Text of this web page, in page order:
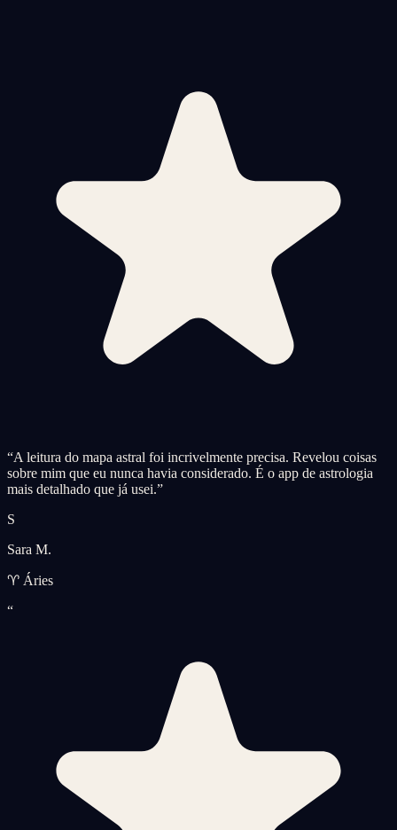
“A leitura do mapa astral foi incrivelmente precisa. Revelou coisas
sobre mim que eu nunca havia considerado. É o app de astrologia
mais detalhado que já usei.”
S
Sara M.
♈ Áries
“